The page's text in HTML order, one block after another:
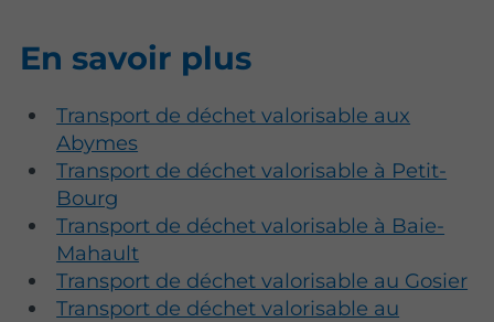
En savoir plus
Transport de déchet valorisable aux
Abymes
Transport de déchet valorisable à Petit-
Bourg
Transport de déchet valorisable à Baie-
Mahault
Transport de déchet valorisable au Gosier
Transport de déchet valorisable au